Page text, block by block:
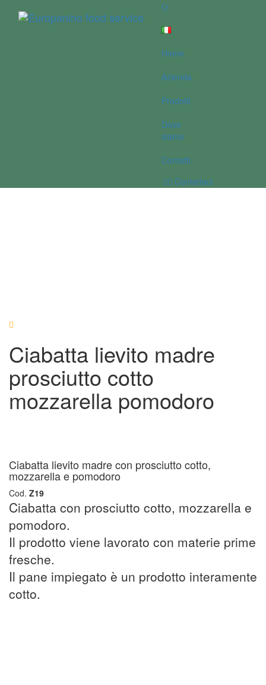
Home
Azienda
Prodotti
Dove
siamo
Contatti
Contattaci
Ciabatta lievito madre
prosciutto cotto
mozzarella pomodoro
Ciabatta lievito madre con prosciutto cotto,
mozzarella e pomodoro
Cod. Z19
Ciabatta con prosciutto cotto, mozzarella e
pomodoro.
Il prodotto viene lavorato con materie prime
fresche.
Il pane impiegato è un prodotto interamente
cotto.